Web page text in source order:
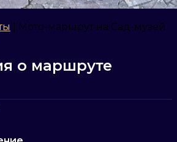
Мото-маршрут на Сад-музей
о маршруте